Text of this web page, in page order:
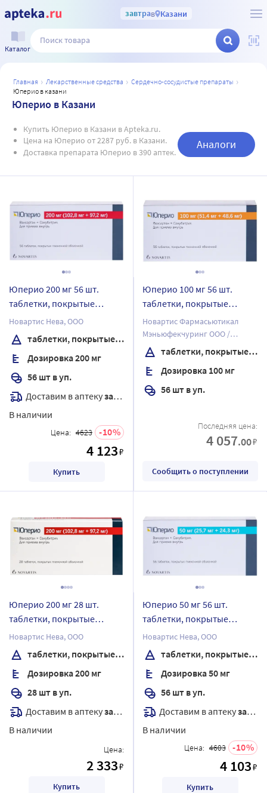
завтрав Казани
Каталог
главная лекарственные средства
сердечно-сосудистые препараты
юперио в казани
Юперио в Казани
Купить Юперио в Казани в Apteka.ru.
Цена на Юперио от 2287 руб. в Казани.
Доставка препарата Юперио в 390 аптек.
Аналоги
Юперио 200 мг 56 шт.
таблетки, покрытые
пленочной оболочкой
Новартис Нева, ООО
таблетки, покрытые пленочной оболочкой
Дозировка 200 мг
56 шт в уп.
Доставим в аптекузавтра
В наличии
Цена: 4623 10
4 123₽
Купить
Юперио 100 мг 56 шт.
таблетки, покрытые
пленочной оболочкой
Новартис Фармасьютикал
Мэньюфекчуринг ООО /
Новартис Нева ООО
таблетки, покрытые пленочной оболочкой
Дозировка 100 мг
56 шт в уп.
Последняя цена:
4 057.00₽
Сообщить о поступлении
Юперио 200 мг 28 шт.
таблетки, покрытые
пленочной оболочкой
Новартис Нева, ООО
таблетки, покрытые пленочной оболочкой
Дозировка 200 мг
28 шт в уп.
Доставим в аптекузавтра
В наличии
Цена:
2 333₽
Купить
Юперио 50 мг 56 шт.
таблетки, покрытые
пленочной оболочкой
Новартис Нева, ООО
таблетки, покрытые пленочной оболочкой
Дозировка 50 мг
56 шт в уп.
Доставим в аптекузавтра
В наличии
Цена: 4603 10
4 103₽
Купить